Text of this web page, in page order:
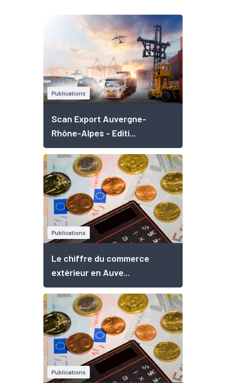
Publications
Scan Export Auvergne-
Rhône-Alpes - Editi...
Publications
Le chiffre du commerce
extérieur en Auve...
Publications